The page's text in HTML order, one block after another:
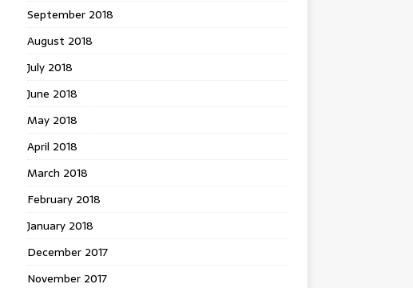
September 2018
August 2018
July 2018
June 2018
May 2018
April 2018
March 2018
February 2018
January 2018
December 2017
November 2017